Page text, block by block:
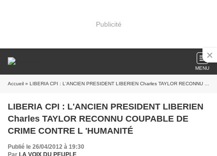
Publicité
MENU
Accueil » LIBERIA CPI : L'ANCIEN PRESIDENT LIBERIEN Charles TAYLOR RECONNU COUPABLE DE CRIME CONTRE L 'HUMANITÉ
LIBERIA CPI : L'ANCIEN PRESIDENT LIBERIEN
Charles TAYLOR RECONNU COUPABLE DE
CRIME CONTRE L 'HUMANITÉ
Publié le 26/04/2012 à 19:30
Par LA VOIX DU PEUPLE